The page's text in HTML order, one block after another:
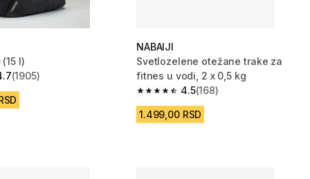
l)
from 1905 Recenzije
(1905)
NABAIJI
Svetlozelene otežane trake za
fitnes u vodi, 2 x 0,5 kg
4.5
4.5 od 5 zvezdica from 168
(168)
1.499,00 RSD